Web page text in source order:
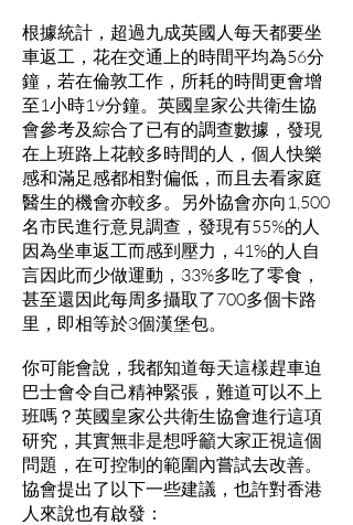
根據統計，超過九成英國人每天都要坐
車返工，花在交通上的時間平均為56分
鐘，若在倫敦工作，所耗的時間更會增
至1小時19分鐘。英國皇家公共衛生協
會參考及綜合了已有的調查數據，發現
在上班路上花較多時間的人，個人快樂
感和滿足感都相對偏低，而且去看家庭
醫生的機會亦較多。另外協會亦向1,500
名市民進行意見調查，發現有55%的人
因為坐車返工而感到壓力，41%的人自
言因此而少做運動，33%多吃了零食，
甚至還因此每周多攝取了700多個卡路
里，即相等於3個漢堡包。
你可能會說，我都知道每天這樣趕車迫
巴士會令自己精神緊張，難道可以不上
班嗎？英國皇家公共衛生協會進行這項
研究，其實無非是想呼籲大家正視這個
問題，在可控制的範圍內嘗試去改善。
協會提出了以下一些建議，也許對香港
人來說也有啟發：